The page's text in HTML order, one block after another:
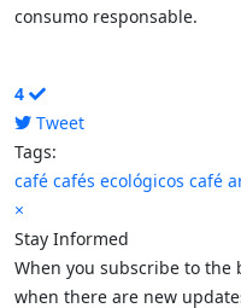
consumo responsable.
4
Tweet
pinterest
Tags:
café cafés ecológicos café
×
Stay Informed
When you subscribe to the
when there are new